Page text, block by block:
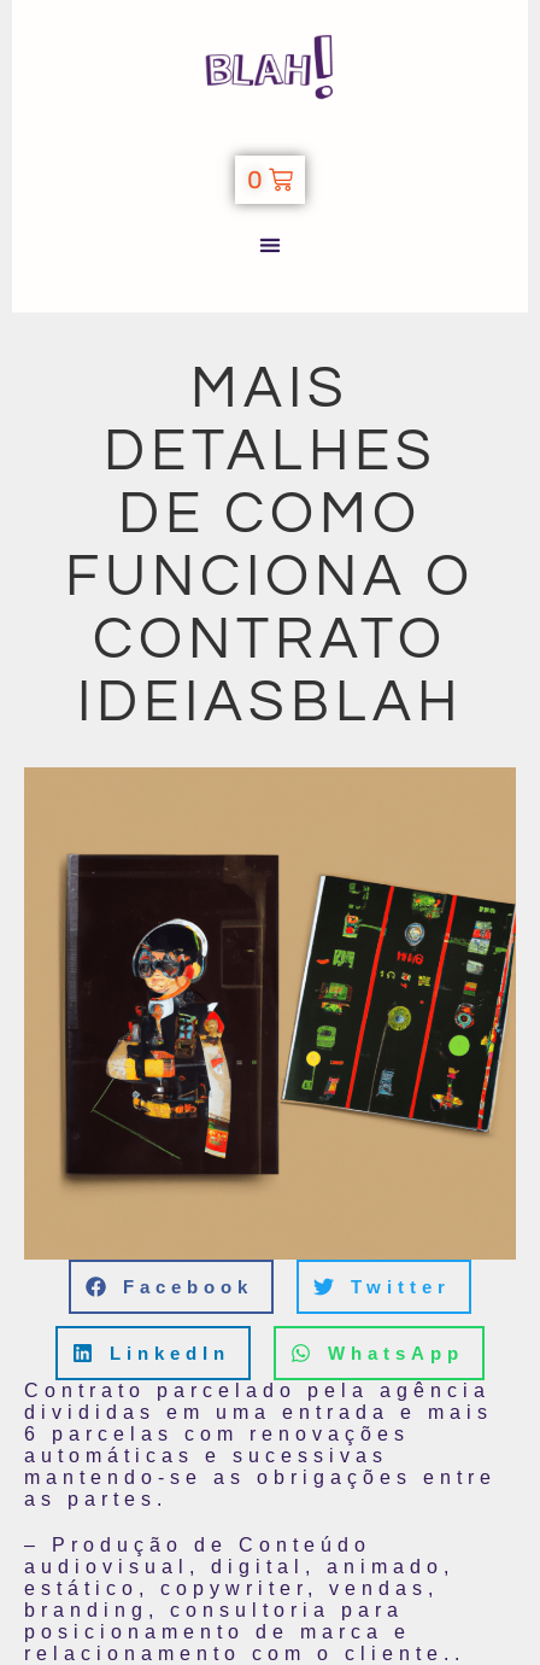
0
MAIS
DETALHES
DE COMO
FUNCIONA O
CONTRATO
IDEIASBLAH
Facebook Twitter
LinkedIn
WhatsApp
Contrato parcelado pela agência
divididas em uma entrada e mais
6 parcelas com renovações
automáticas e sucessivas
mantendo-se as obrigações entre
as partes.
– Produção de Conteúdo
audiovisual, digital, animado,
estático, copywriter, vendas,
branding, consultoria para
posicionamento de marca e
relacionamento com o cliente..